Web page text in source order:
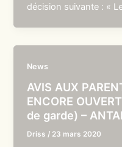
décision suivante : «
News
AVIS AUX
ENCORE
de garde) –
Driss / 23 mars 2020